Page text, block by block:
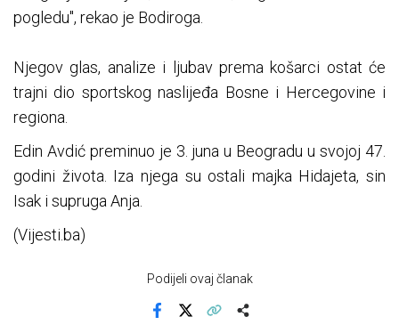
pogledu", rekao je Bodiroga.
Njegov glas, analize i ljubav prema košarci ostat će
trajni dio sportskog naslijeđa Bosne i Hercegovine i
regiona.
Edin Avdić preminuo je 3. juna u Beogradu u svojoj 47.
godini života. Iza njega su ostali majka Hidajeta, sin
Isak i supruga Anja.
(Vijesti.ba)
Podijeli ovaj članak